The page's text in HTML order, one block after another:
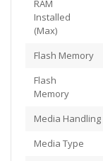
RAM
Installed
(Max)
Flash Memory
Flash
Memory
Media Handling
Media Type